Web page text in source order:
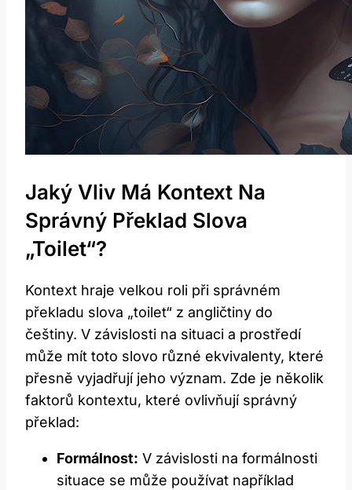
Jaký Vliv Má Kontext Na
Správný Překlad Slova
„toilet“?
Kontext hraje velkou roli při správném
překladu slova „toilet“ z angličtiny do
češtiny. V závislosti na situaci a prostředí
může mít toto slovo různé ekvivalenty, které
přesně vyjadřují jeho význam. Zde je několik
faktorů kontextu, které ovlivňují správný
překlad:
Formálnost: V závislosti na formálnosti
situace se může používat například